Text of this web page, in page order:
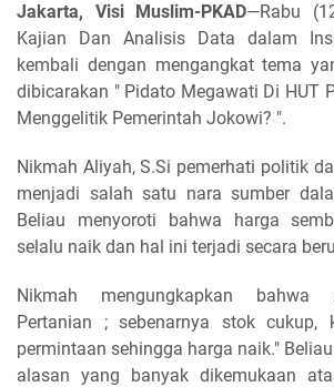
Jakarta, Visi Muslim-PKAD—Rabu
Kajian Dan Analisis Data dalam
kembali dengan mengangkat tema
dibicarakan " Pidato Megawati Di HUT
Menggelitik Pemerintah Jokowi? ".
Nikmah Aliyah, S.Si pemerhati politik
menjadi salah satu nara sumber
Beliau menyoroti bahwa harga
selalu naik dan hal ini terjadi secara
Nikmah mengungkapkan bahwa
Pertanian ; sebenarnya stok cukup,
permintaan sehingga harga naik."
alasan yang banyak dikemukaan